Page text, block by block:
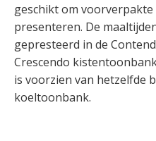
geschikt om
presenteren. De
gepresteerd in de
Crescendo
is voorzien van hetzelfde
koeltoonbank.